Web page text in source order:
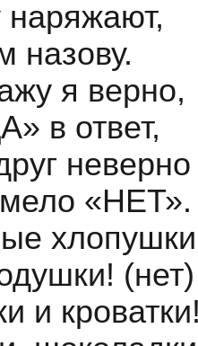
наряжают,
назову.
я верно,
в ответ,
«НЕТ».
(нет)
и